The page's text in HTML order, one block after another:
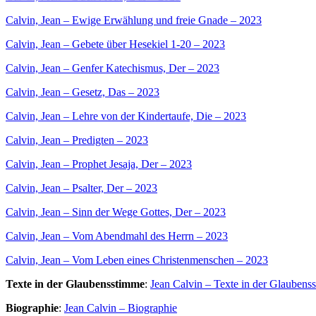
Calvin, Jean – Ewige Erwählung und freie Gnade – 2023
Calvin, Jean – Gebete über Hesekiel 1-20 – 2023
Calvin, Jean – Genfer Katechismus, Der – 2023
Calvin, Jean – Gesetz, Das – 2023
Calvin, Jean – Lehre von der Kindertaufe, Die – 2023
Calvin, Jean – Predigten – 2023
Calvin, Jean – Prophet Jesaja, Der – 2023
Calvin, Jean – Psalter, Der – 2023
Calvin, Jean – Sinn der Wege Gottes, Der – 2023
Calvin, Jean – Vom Abendmahl des Herrn – 2023
Calvin, Jean – Vom Leben eines Christenmenschen – 2023
Texte in der Glaubensstimme: Jean Calvin – Texte in der
Biographie: Jean Calvin – Biographie